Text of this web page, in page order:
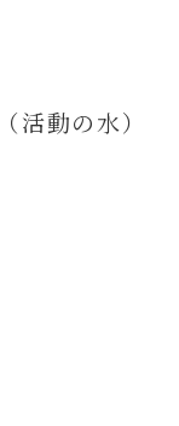
活動の水）